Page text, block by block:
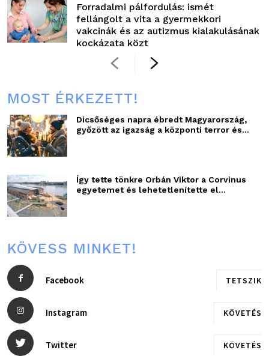
Forradalmi pálfordulás: ismét
fellángolt a vita a gyermekkori
vakcinák és az autizmus kialakulásának
kockázata közt
MOST ÉRKEZETT!
Dicsőséges napra ébredt Magyarország,
győzött az igazság a központi terror és...
Így tette tönkre Orbán Viktor a Corvinus
egyetemet és lehetetlenítette el...
KÖVESS MINKET!
Facebook TETSZIK
Instagram KÖVETÉS
Twitter KÖVETÉS